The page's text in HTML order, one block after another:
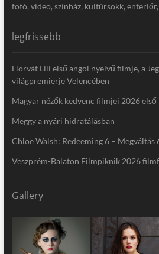
fotó, video, színház, kultúrsokk,
legfrissebb
Horvát Lili első angol nyelvű filmje, a
világpremierje Velencében
Magyar nézők kedvenc filmjei 2026 első
Meggy a nyári hidratálásban
Chloe Walsh: Redeeming 6 – Megváltás
Veszprém-Balaton Filmpiknik 2026
Gallery